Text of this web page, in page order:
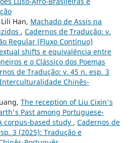
Han, Machado de Assis na
, Cadernos de Tradução: v.
Regular (Fluxo Contínuo)
shifts e equivalência entre
e o Clássico dos Poemas
de Tradução: v. 45 n. esp. 3
Chinês-
The reception of Liu Cixin's
Past among Portuguese-
corpus-based study , Cadernos de
3 (2025): Tradução e